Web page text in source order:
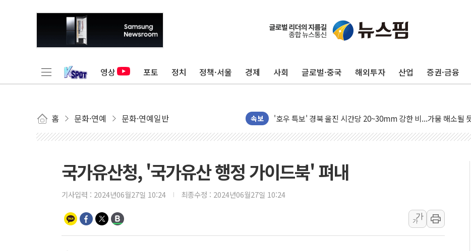
영상 포토 정치 정책·서울 경제 사회 글로벌·중국 해외투자 산업 증권·금융
홈 문화·연예 문화·연예일반 속보
동해시, 11~14일 '별똥별 멍' 운영…페르세우스 유성우 관측
강원 중·남부 동해안 시간당 50mm 이상 폭우…호우경보 발효
폭염에 車 운전면허 기능시험 오전 집중 편성…체감온도 38도 넘
李대통령, 'ISA·주가누르기 방지법' 전면 재검토 지시
주말 무더위·열대야 지속…내륙 곳곳 소나기
오세훈 "용산공원 주택 검토, 민주당 스스로 원칙 뒤집는 것"
10월 보완수사권 폐지·공소청 출범…피해자들 '범죄 사각지대'
민주당, 오늘 제주·인천 경선 발표...김민석 '재역전' vs 정청래 '
한상협, 업계 개인정보 보안 새판 짠다…'자율규제단체' 타진
뉴욕증시, 고용 쇼크에 금리 인상 우려 후퇴…S&P500 최고치
트럼프, 쿡 연준 이사 해임 재추진…"26일까지 의혹 소명" 요구
유럽증시, 美 고용 예상 밖 부진에 연준 금리 인상 가능성 낮아
국가유산청, '국가유산 행정 가이드북' 펴내
기사입력 : 2024년06월27일 10:24 최종수정 : 2024년06월27일 10:24
가
가